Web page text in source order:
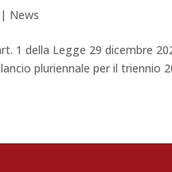
| News
1 della Legge 29 dicembre
pluriennale per il triennio